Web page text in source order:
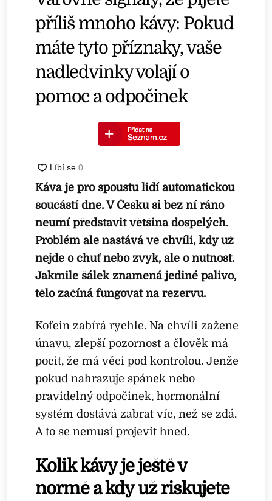
příliš mnoho kávy: Pokud
máte tyto příznaky, vaše
nadledvinky volají o
pomoc a odpočinek
Káva je pro spoustu lidí automatickou
součástí dne. V Česku si bez ní ráno
neumí představit většina dospělých.
Problém ale nastává ve chvíli, kdy už
nejde o chuť nebo zvyk, ale o nutnost.
Jakmile šálek znamená jediné palivo,
tělo začíná fungovat na rezervu.
Kofein zabírá rychle. Na chvíli zažene
únavu, zlepší pozornost a člověk má
pocit, že má věci pod kontrolou. Jenže
pokud nahrazuje spánek nebo
pravidelný odpočinek, hormonální
systém dostává zabrat víc, než se zdá.
A to se nemusí projevit hned.
Kolik kávy je ještě v
normě a kdy už riskujete